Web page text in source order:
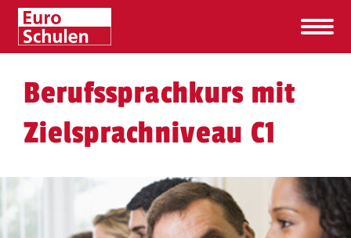
Berufssprachkurs mit
Zielsprachniveau C1